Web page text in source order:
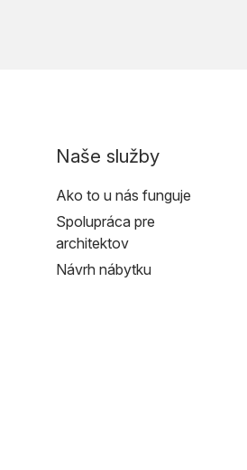
Naše služby
Ako to u nás funguje
Spolupráca pre
architektov
Návrh nábytku